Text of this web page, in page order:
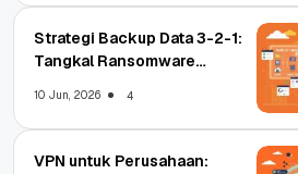
Strategi Backup Data 3-2-1:
Tangkal Ransomware
10 Jun, 2026 4
VPN untuk Perusahaan: